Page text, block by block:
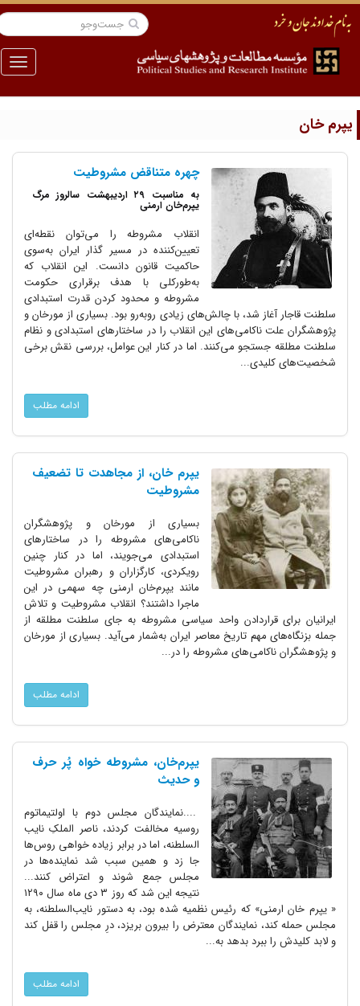
منو
خان
چهره متناقض مشروطیت
به مناسبت ۲۹ اردیبهشت سالروز مرگ
یپرم‌خان ارمنی
انقلاب مشروطه را می‌توان نقطه‌ای
تعیین‌کننده در مسیر گذار ایران به‌سوی
حاکمیت قانون دانست. این انقلاب که
به‌طور‌کلی با هدف برقراری حکومت
مشروطه و محدود کردن قدرت استبدادی
سلطنت قاجار آغاز شد، با چالش‌های زیادی روبه‌رو بود. بسیاری از مورخان و
پژوهشگران علت ناکامی‌های این انقلاب را در ساختارهای استبدادی و نظام
سلطنت مطلقه جستجو می‌کنند. اما در کنار این عوامل، بررسی نقش برخی
شخصیت‌های کلیدی...
ادامه مطلب
یپرم خان، از مجاهدت تا تضعیف
مشروطیت
بسیاری از مورخان و پژوهشگران
ناکامی‌های مشروطه را در ساختارهای
استبدادی می‌جویند، اما در کنار چنین
رویکردی، کارگزاران و رهبران مشروطیت
مانند یپرم‌خان ارمنی چه سهمی در این
ماجرا داشتند؟ انقلاب مشروطیت و تلاش
ایرانیان برای قراردادن واحد سیاسی مشروطه به جای سلطنت مطلقه از
جمله بزنگاه‌های مهم تاریخ معاصر ایران به‌شمار می‌آید. بسیاری از مورخان
و پژوهشگران ناکامی‌های مشروطه را در...
ادامه مطلب
یپرم‌خان، مشروطه خواه پُر حرف
و حدیث
....نمایندگان مجلس دوم با اولتیماتوم
روسیه مخالفت کردند، ناصر الملکِ نایب
السلطنه، اما در برابر زیاده خواهی روس‌ها
جا زد و همین سبب شد نماینده‌ها در
مجلس جمع شوند و اعتراض کنند...
نتیجه این شد که روز ۳ دی ماه سال ۱۲۹۰
« یپرم خان ارمنی» که رئیس نظمیه شده بود، به دستور نایب‌السلطنه، به
مجلس حمله کند، نمایندگان معترض را بیرون بریزد، درِ مجلس را قفل کند
و لابد کلیدش را ببرد بدهد به...
ادامه مطلب